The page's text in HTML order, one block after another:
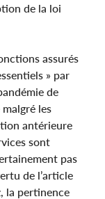
de la loi
assurés
» par
de
les
antérieure
sont
pas
de l’article
la pertinence